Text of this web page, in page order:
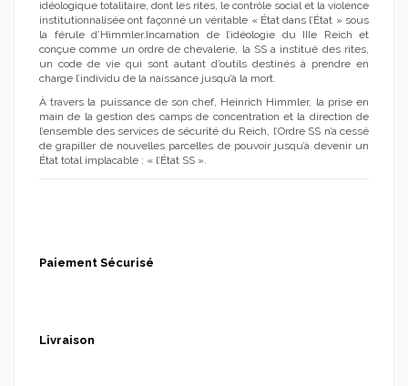
(1 avis)
idéologique totalitaire, dont les rites, le contrôle social et la violence
institutionnalisée ont façonné un véritable « État dans l’État » sous
la férule d’Himmler.Incarnation de l’idéologie du IIIe Reich et
conçue comme un ordre de chevalerie, la SS a institué des rites,
un code de vie qui sont autant d’outils destinés à prendre en
charge l’individu de la naissance jusqu’à la mort.
À travers la puissance de son chef, Heinrich Himmler, la prise en
main de la gestion des camps de concentration et la direction de
l’ensemble des services de sécurité du Reich, l’Ordre SS n’a cessé
de grapiller de nouvelles parcelles de pouvoir jusqu’à devenir un
État total implacable : « l’État SS ».
Paiement Sécurisé
Livraison